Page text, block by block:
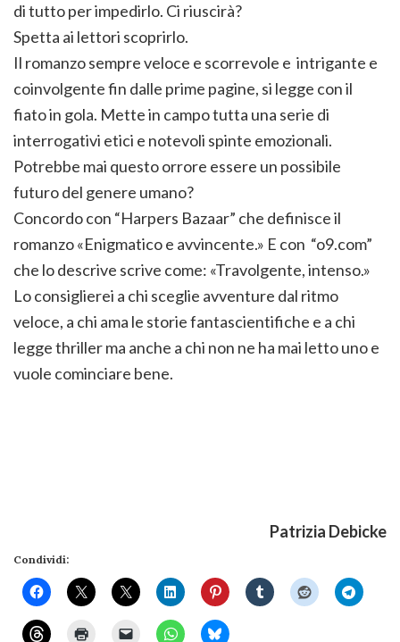
di tutto per impedirlo. Ci riuscirà?
Spetta ai lettori scoprirlo.
Il romanzo sempre veloce e scorrevole e intrigante e
coinvolgente fin dalle prime pagine, si legge con il
fiato in gola. Mette in campo tutta una serie di
interrogativi etici e notevoli spinte emozionali.
Potrebbe mai questo orrore essere un possibile
futuro del genere umano?
Concordo con “Harpers Bazaar” che definisce il
romanzo «Enigmatico e avvincente.» E con “o9.com”
che lo descrive scrive come: «Travolgente, intenso.»
Lo consiglierei a chi sceglie avventure dal ritmo
veloce, a chi ama le storie fantascientifiche e a chi
legge thriller ma anche a chi non ne ha mai letto uno e
vuole cominciare bene.
Patrizia Debicke
Condividi: